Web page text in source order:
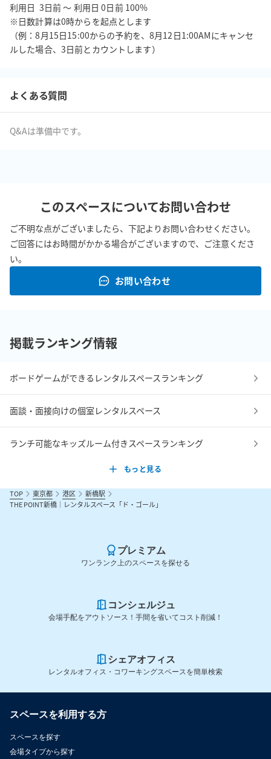
利用日  3日前 ～ 利用日 0日前 100%
※日数計算は0時からを起点とします
（例：8月15日15:00からの予約を、8月12日1:00AMにキャンセ
ルした場合、3日前とカウントします）
よくある質問
Q&Aは準備中です。
このスペースについてお問い合わせ
ご不明な点がございましたら、下記よりお問い合わせください。
ご回答にはお時間がかかる場合がございますので、ご注意くださ
い。
お問い合わせ
掲載ランキング情報
ボードゲームができるレンタルスペースランキング
面談・面接向けの個室レンタルスペース
ランチ可能なキッズルーム付きスペースランキング
もっと見る
TOP 東京都 港区
新橋駅
THE POINT新橋｜レンタルスペース「ド・ゴール」
プレミアム
ワンランク上のスペースを探せる
コンシェルジュ
会場手配をアウトソース！手間を省いてコスト削減！
シェアオフィス
レンタルオフィス・コワーキングスペースを簡単検索
スペースを利用する方
スペースを探す
会場タイプから探す